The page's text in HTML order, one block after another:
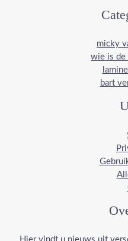
micky
wie is de
bart